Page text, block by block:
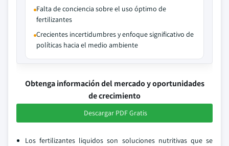
Falta de conciencia sobre el uso óptimo de
fertilizantes
Crecientes incertidumbres y enfoque significativo de
políticas hacia el medio ambiente
Obtenga información del mercado y oportunidades
de crecimiento
Descargar PDF Gratis
Los fertilizantes liquidos son soluciones nutritivas que se